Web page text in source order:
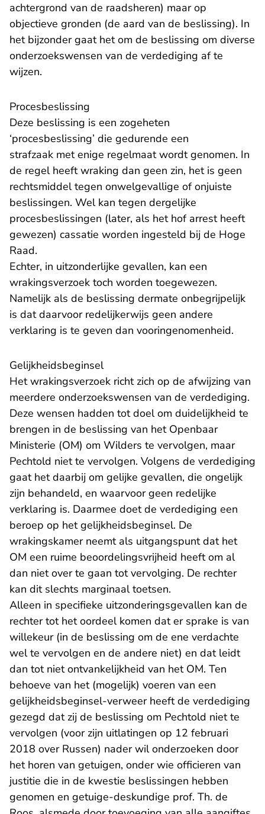
achtergrond van de raadsheren) maar op
objectieve gronden (de aard van de beslissing). In
het bijzonder gaat het om de beslissing om diverse
onderzoekswensen van de verdediging af te
wijzen.
Procesbeslissing
Deze beslissing is een zogeheten
‘procesbeslissing’ die gedurende een
strafzaak met enige regelmaat wordt genomen. In
de regel heeft wraking dan geen zin, het is geen
rechtsmiddel tegen onwelgevallige of onjuiste
beslissingen. Wel kan tegen dergelijke
procesbeslissingen (later, als het hof arrest heeft
gewezen) cassatie worden ingesteld bij de Hoge
Raad.
Echter, in uitzonderlijke gevallen, kan een
wrakingsverzoek toch worden toegewezen.
Namelijk als de beslissing dermate onbegrijpelijk
is dat daarvoor redelijkerwijs geen andere
verklaring is te geven dan vooringenomenheid.
Gelijkheidsbeginsel
Het wrakingsverzoek richt zich op de afwijzing van
meerdere onderzoekswensen van de verdediging.
Deze wensen hadden tot doel om duidelijkheid te
brengen in de beslissing van het Openbaar
Ministerie (OM) om Wilders te vervolgen, maar
Pechtold niet te vervolgen. Volgens de verdediging
gaat het daarbij om gelijke gevallen, die ongelijk
zijn behandeld, en waarvoor geen redelijke
verklaring is. Daarmee doet de verdediging een
beroep op het gelijkheidsbeginsel. De
wrakingskamer neemt als uitgangspunt dat het
OM een ruime beoordelingsvrijheid heeft om al
dan niet over te gaan tot vervolging. De rechter
kan dit slechts marginaal toetsen.
Alleen in specifieke uitzonderingsgevallen kan de
rechter tot het oordeel komen dat er sprake is van
willekeur (in de beslissing om de ene verdachte
wel te vervolgen en de andere niet) en dat leidt
dan tot niet ontvankelijkheid van het OM. Ten
behoeve van het (mogelijk) voeren van een
gelijkheidsbeginsel-verweer heeft de verdediging
gezegd dat zij de beslissing om Pechtold niet te
vervolgen (voor zijn uitlatingen op 12 februari
2018 over Russen) nader wil onderzoeken door
het horen van getuigen, onder wie officieren van
justitie die in de kwestie beslissingen hebben
genomen en getuige-deskundige prof. Th. de